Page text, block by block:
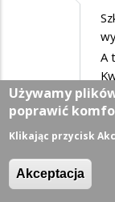
A
OLXYZ
31/10/2020
Używamy
poprawić
Klikając przycisk
Akceptacja